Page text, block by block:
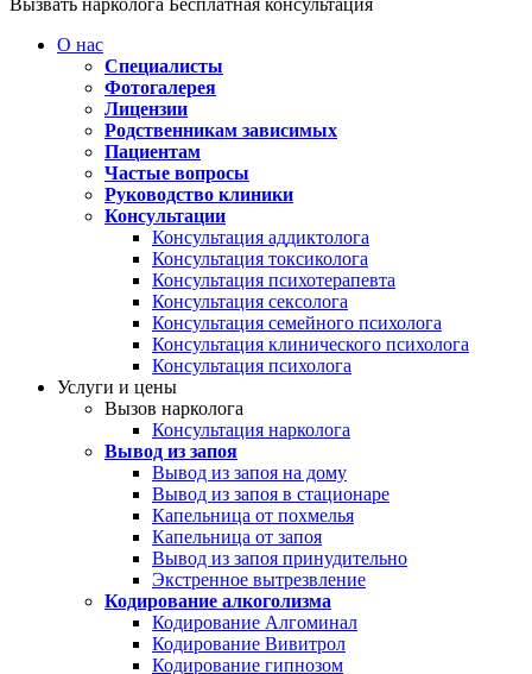
Вызвать нарколога Бесплатная консультация
О нас
Специалисты
Фотогалерея
Лицензии
Родственникам зависимых
Пациентам
Частые вопросы
Руководство клиники
Консультации
Консультация аддиктолога
Консультация токсиколога
Консультация психотерапевта
Консультация сексолога
Консультация семейного психолога
Консультация клинического психолога
Консультация психолога
Услуги и цены
Вызов нарколога
Консультация нарколога
Вывод из запоя
Вывод из запоя на дому
Вывод из запоя в стационаре
Капельница от похмелья
Капельница от запоя
Вывод из запоя принудительно
Экстренное вытрезвление
Кодирование алкоголизма
Кодирование Алгоминал
Кодирование Вивитрол
Кодирование гипнозом